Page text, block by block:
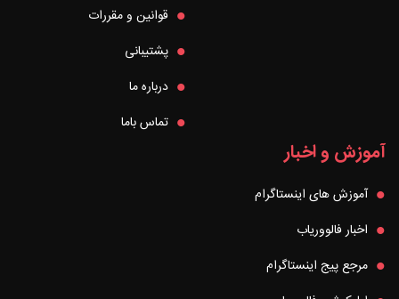
قوانین و مقررات
پشتیبانی
درباره ما
تماس باما
آموزش و اخبار
آموزش های اینستاگرام
اخبار فالووریاب
مرجع پیج اینستاگرام